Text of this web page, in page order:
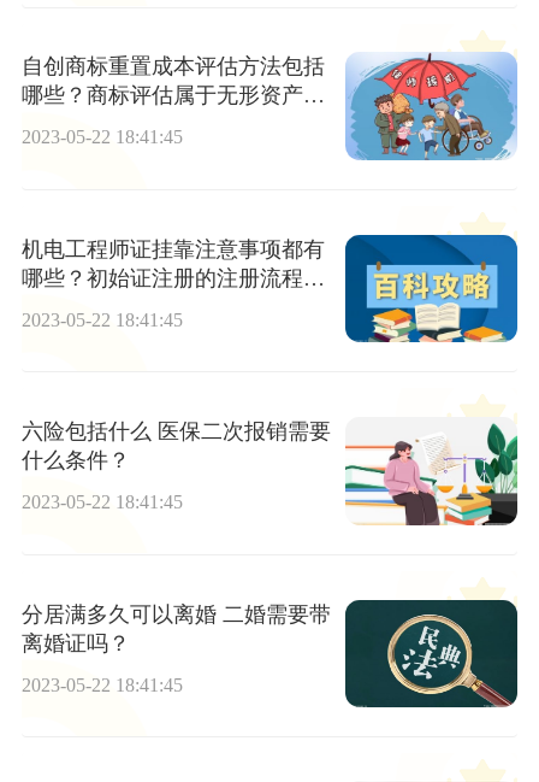
自创商标重置成本评估方法包括
哪些？商标评估属于无形资产评
估的一种类型吗？
2023-05-22 18:41:45
机电工程师证挂靠注意事项都有
哪些？初始证注册的注册流程都
2023-05-22 18:41:45
六险包括什么 医保二次报销需要
什么条件？
2023-05-22 18:41:45
分居满多久可以离婚 二婚需要带
离婚证吗？
2023-05-22 18:41:45